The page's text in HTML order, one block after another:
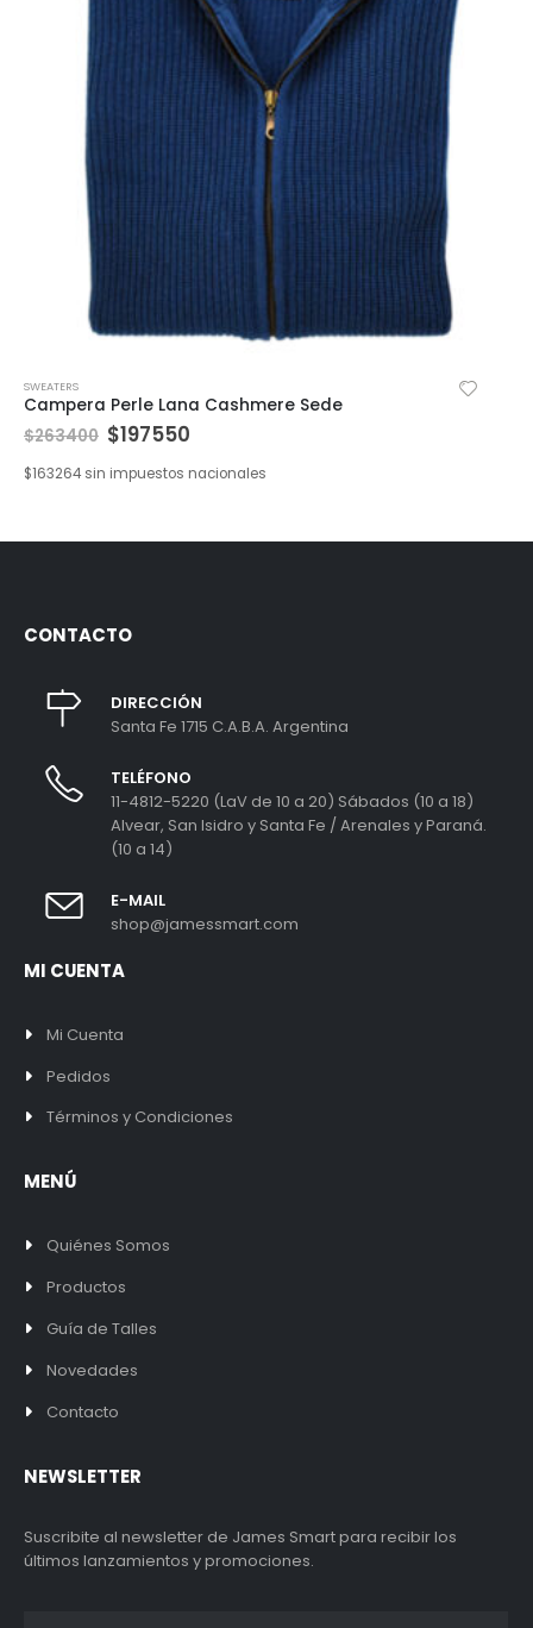
SWEATERS
Campera Perle Lana Cashmere Sede
$263400 $197550
$163264 sin impuestos nacionales
CONTACTO
DIRECCIÓN
Santa Fe 1715 C.A.B.A. Argentina
TELÉFONO
11-4812-5220 (LaV de 10 a 20) Sábados (10 a 18)
Alvear, San Isidro y Santa Fe / Arenales y Paraná.
(10 a 14)
E-MAIL
shop@jamessmart.com
MI CUENTA
Mi Cuenta
Pedidos
Términos y Condiciones
MENÚ
Quiénes Somos
Productos
Guía de Talles
Novedades
Contacto
NEWSLETTER
Suscribite al newsletter de James Smart para recibir los
últimos lanzamientos y promociones.